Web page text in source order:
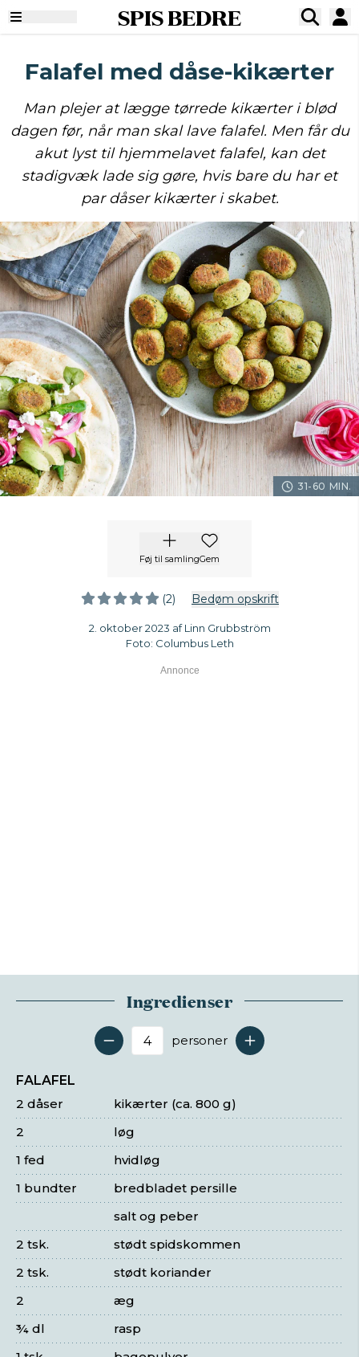
SPIS BEDRE
Falafel med dåse-kikærter
Man plejer at lægge tørrede kikærter i blød
dagen før, når man skal lave falafel. Men får du
akut lyst til hjemmelavet falafel, kan det
stadigvæk lade sig gøre, hvis bare du har et
par dåser kikærter i skabet.
31-60 MIN.
Føj til samlingGem
(2) Bedøm opskrift
2. oktober 2023 af Linn Grubbström
Foto: Columbus Leth
Ingredienser
Antal serveringer
personer
FALAFEL
kikærter (ca. 800 g)
2 dåser
løg
2
hvidløg
1 fed
bredbladet persille
1 bundter
salt og peber
stødt spidskommen
2 tsk.
stødt koriander
2 tsk.
æg
2
rasp
¾ dl